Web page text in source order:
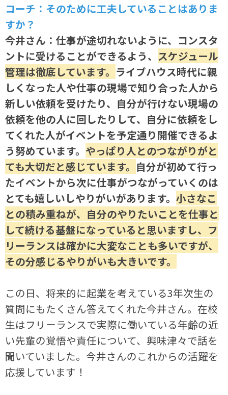
コーチ：そのために工夫していることはありま
すか？
今井さん：仕事が途切れないように、コンスタ
ントに受けることができるよう、 スケジュール
管理は徹底しています。 ライブハウス時代に親
しくなった人や仕事の現場で知り合った人から
新しい依頼を受けたり、自分が行けない現場の
依頼を他の人に回したりして、自分に依頼をし
てくれた人がイベントを予定通り開催できるよ
う努めています。 やっぱり人とのつながりがと
ても大切だと感じています。 自分が初めて行っ
たイベントから次に仕事がつながっていくのは
とても嬉しいしやりがいがあります。小さなこ
との積み重ねが、自分のやりたいことを仕事と
して続ける基盤になっていると思いますし、フ
リーランスは確かに大変なことも多いですが、
その分感じるやりがいも大きいです。
この日、将来的に起業を考えている3年次生の
質問にもたくさん答えてくれた今井さん。在校
生はフリーランスで実際に働いている年齢の近
い先輩の覚悟や責任について、興味津々で話を
聞いていました。今井さんのこれからの活躍を
応援しています！